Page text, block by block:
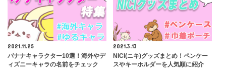
2021.11.25
バナナキャラクター10選！海外やデ
ィズニーキャラの名前をチェック
2021.3.13
NICI(ニキ)グッズまとめ！ペンケー
スやキーホルダーを人気順に紹介